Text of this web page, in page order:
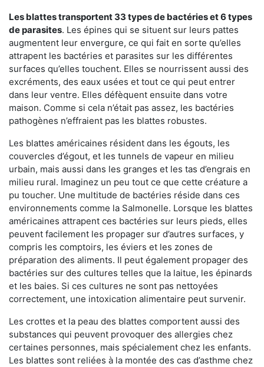
Les blattes transportent 33 types de bactéries et 6 types
de parasites. Les épines qui se situent sur leurs pattes
augmentent leur envergure, ce qui fait en sorte qu’elles
attrapent les bactéries et parasites sur les différentes
surfaces qu’elles touchent. Elles se nourrissent aussi des
excréments, des eaux usées et tout ce qui peut entrer
dans leur ventre. Elles défèquent ensuite dans votre
maison. Comme si cela n’était pas assez, les bactéries
pathogènes n’effraient pas les blattes robustes.
Les blattes américaines résident dans les égouts, les
couvercles d’égout, et les tunnels de vapeur en milieu
urbain, mais aussi dans les granges et les tas d’engrais en
milieu rural. Imaginez un peu tout ce que cette créature a
pu toucher. Une multitude de bactéries réside dans ces
environnements comme la Salmonelle. Lorsque les blattes
américaines attrapent ces bactéries sur leurs pieds, elles
peuvent facilement les propager sur d’autres surfaces, y
compris les comptoirs, les éviers et les zones de
préparation des aliments. Il peut également propager des
bactéries sur des cultures telles que la laitue, les épinards
et les baies. Si ces cultures ne sont pas nettoyées
correctement, une intoxication alimentaire peut survenir.
Les crottes et la peau des blattes comportent aussi des
substances qui peuvent provoquer des allergies chez
certaines personnes, mais spécialement chez les enfants.
Les blattes sont reliées à la montée des cas d’asthme chez